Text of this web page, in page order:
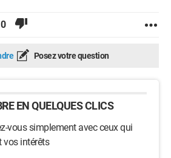
0
Posez votre question
EN QUELQUES CLICS
vous simplement avec ceux qui
vos intérêts